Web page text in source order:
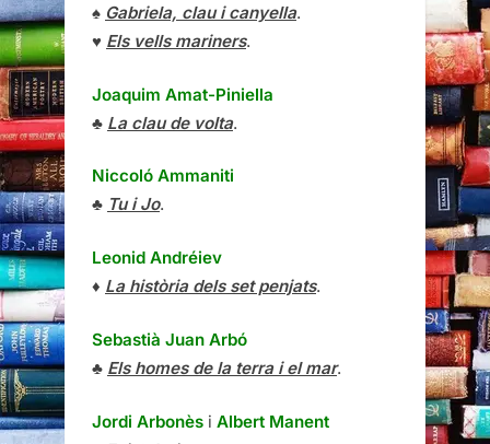
♠ Gabriela, clau i canyella.
♥ Els vells mariners.
Joaquim Amat-Piniella
♣ La clau de volta.
Niccoló Ammaniti
♣ Tu i Jo.
Leonid Andréiev
♦ La història dels set penjats.
Sebastià Juan Arbó
♣ Els homes de la terra i el mar.
Jordi Arbonès i Albert Manent